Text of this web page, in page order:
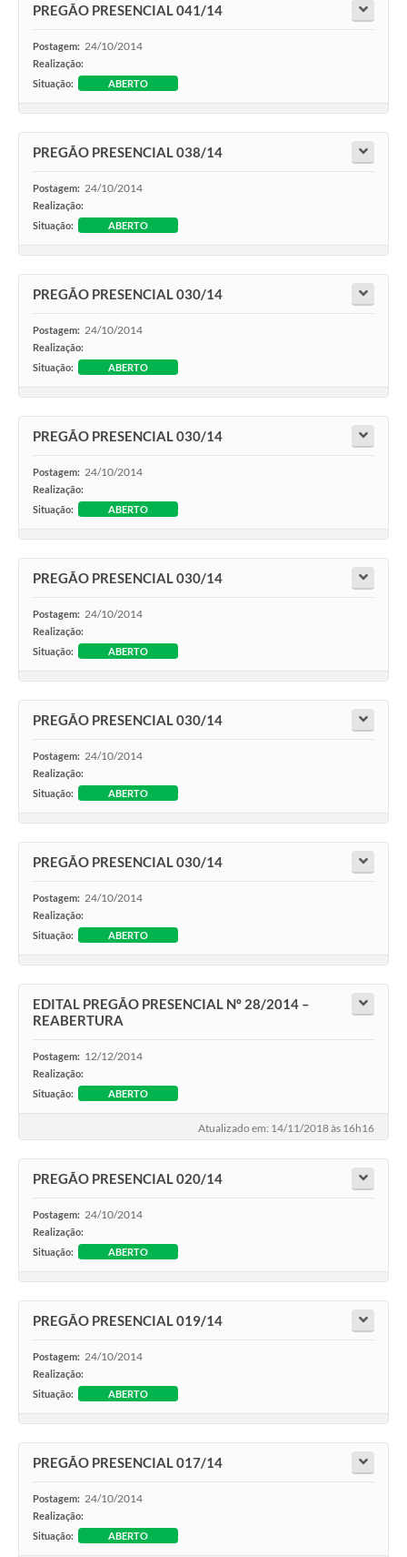
PREGÃO PRESENCIAL 041/14
Postagem: 24/10/2014
Realização:
Situação:
ABERTO
PREGÃO PRESENCIAL 038/14
Postagem: 24/10/2014
Realização:
Situação:
ABERTO
PREGÃO PRESENCIAL 030/14
Postagem: 24/10/2014
Realização:
Situação:
ABERTO
PREGÃO PRESENCIAL 030/14
Postagem: 24/10/2014
Realização:
Situação:
ABERTO
PREGÃO PRESENCIAL 030/14
Postagem: 24/10/2014
Realização:
Situação:
ABERTO
PREGÃO PRESENCIAL 030/14
Postagem: 24/10/2014
Realização:
Situação:
ABERTO
PREGÃO PRESENCIAL 030/14
Postagem: 24/10/2014
Realização:
Situação:
ABERTO
EDITAL PREGÃO PRESENCIAL Nº 28/2014 –
REABERTURA
Postagem: 12/12/2014
Realização:
Situação:
ABERTO
Atualizado em: 14/11/2018 às 16h16
PREGÃO PRESENCIAL 020/14
Postagem: 24/10/2014
Realização:
Situação:
ABERTO
PREGÃO PRESENCIAL 019/14
Postagem: 24/10/2014
Realização:
Situação:
ABERTO
PREGÃO PRESENCIAL 017/14
Postagem: 24/10/2014
Realização:
Situação:
ABERTO